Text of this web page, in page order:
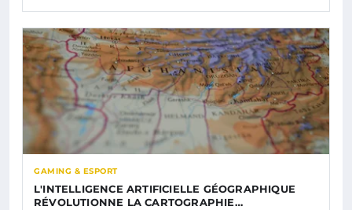
GAMING & ESPORT
L'INTELLIGENCE ARTIFICIELLE GÉOGRAPHIQUE
RÉVOLUTIONNE LA CARTOGRAPHIE…